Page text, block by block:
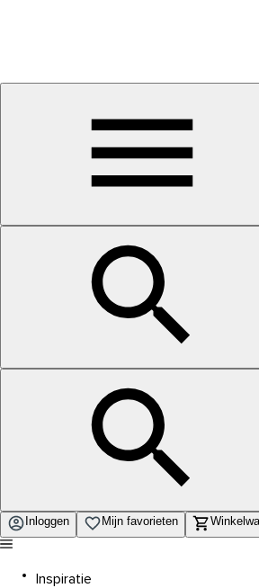
Inloggen Mijn favorieten
Inspiratie